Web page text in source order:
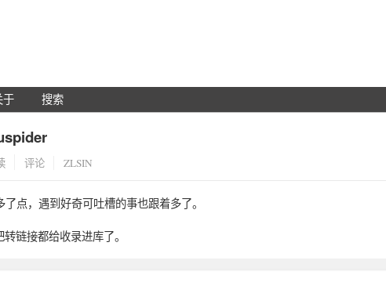
于 搜索
评论 ZLSIN
点，遇到好奇可吐槽的事也跟着多了。
链接都给收录进库了。